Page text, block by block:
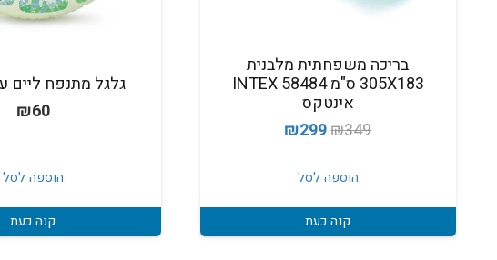
בריכה משפחתית מלבנית
305X183 ס"מ INTEX 58484
אינטקס
₪349
המחיר
היה:
₪349.
₪299
המחיר
₪299.
הוספה לסל
קנה כעת
גלגל מתנפח ליים
₪60
הוספה לסל
קנה כעת